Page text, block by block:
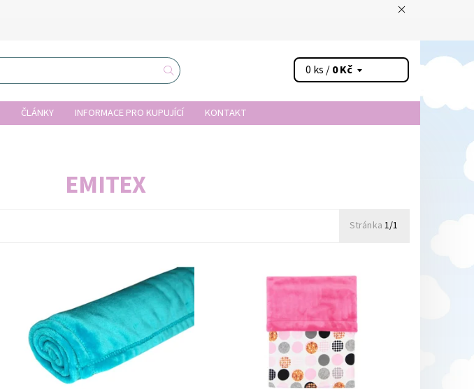
0 ks /0 Kč
ČLÁNKY INFORMACE PRO KUPUJÍCÍ KONTAKT
EMITEX
Stránka 1/1
Skladem Skladem